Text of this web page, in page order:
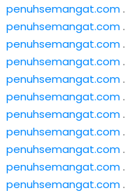
penuhsemangat.com.
penuhsemangat.com.
penuhsemangat.com.
penuhsemangat.com.
penuhsemangat.com.
penuhsemangat.com.
penuhsemangat.com.
penuhsemangat.com.
penuhsemangat.com.
penuhsemangat.com.
penuhsemangat.com.